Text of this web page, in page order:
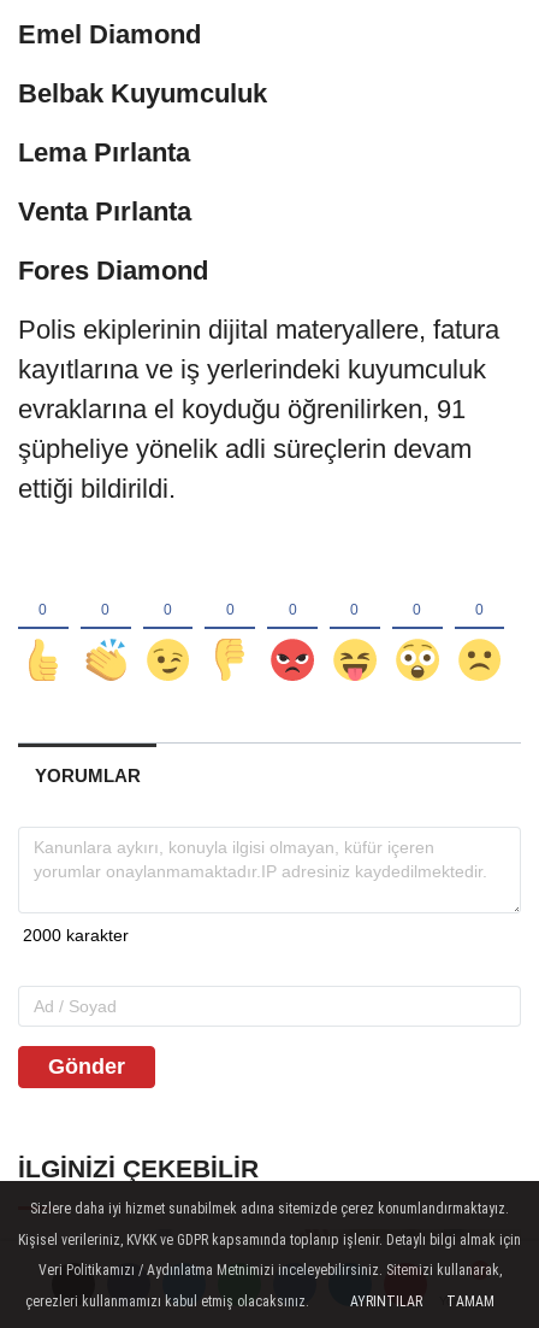
Yorumlar
Yorumlar
Yorumlar
Emel Diamond
Belbak Kuyumculuk
Lema Pırlanta
Venta Pırlanta
Fores Diamond
Polis ekiplerinin dijital materyallere, fatura
kayıtlarına ve iş yerlerindeki kuyumculuk
evraklarına el koyduğu öğrenilirken, 91
şüpheliye yönelik adli süreçlerin devam
ettiği bildirildi.
YORUMLAR
Gönder
İLGINIZI ÇEKEBILIR
Sizlere daha iyi hizmet sunabilmek adına sitemizde çerez konumlandırmaktayız.
Kişisel verileriniz, KVKK ve GDPR kapsamında toplanıp işlenir. Detaylı bilgi almak için
Veri Politikamızı / Aydınlatma Metnimizi inceleyebilirsiniz. Sitemizi kullanarak,
çerezleri kullanmamızı kabul etmiş olacaksınız.
AYRINTILAR TAMAM